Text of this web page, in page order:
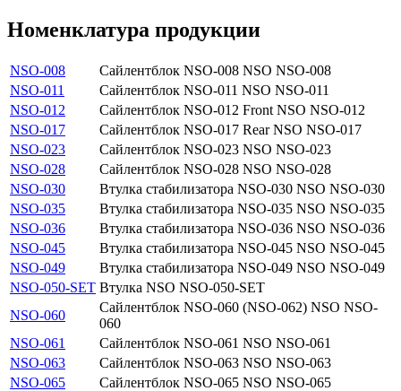
Номенклатура продукции
NSO-008
Сайлентблок NSO-008 NSO NSO-008
NSO-011
Сайлентблок NSO-011 NSO NSO-011
NSO-012
Сайлентблок NSO-012 Front NSO NSO-012
NSO-017
Сайлентблок NSO-017 Rear NSO NSO-017
NSO-023
Сайлентблок NSO-023 NSO NSO-023
NSO-028
Сайлентблок NSO-028 NSO NSO-028
NSO-030
Втулка стабилизатора NSO-030 NSO NSO-030
NSO-035
Втулка стабилизатора NSO-035 NSO NSO-035
NSO-036
Втулка стабилизатора NSO-036 NSO NSO-036
NSO-045
Втулка стабилизатора NSO-045 NSO NSO-045
NSO-049
Втулка стабилизатора NSO-049 NSO NSO-049
NSO-050-SET Втулка NSO NSO-050-SET
NSO-060
Сайлентблок NSO-060 (NSO-062) NSO NSO-
060
NSO-061
Сайлентблок NSO-061 NSO NSO-061
NSO-063
Сайлентблок NSO-063 NSO NSO-063
NSO-065
Сайлентблок NSO-065 NSO NSO-065